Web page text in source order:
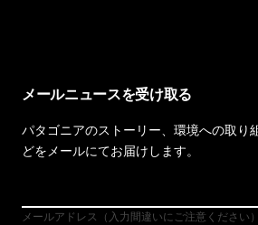
メールニュースを受け取る
パタゴニアのストーリー、環境への取り
どをメールにてお届けします。
メールアドレス（入力間違いにご注意ください）